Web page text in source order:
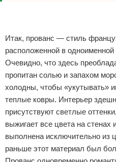
Итак, прованс — стиль
расположенной в
Очевидно, что здесь
пропитан солью и запахом
холодны, чтобы «укутывать»
теплые ковры. Интерьер
присутствуют светлые
выжигает все цвета на
выполнена исключительно из
раньше этот материал был